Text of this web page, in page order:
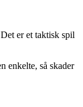
er et taktisk spil
enkelte, så skader